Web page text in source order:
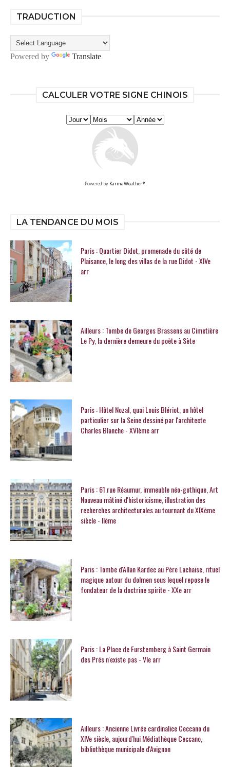
TRADUCTION
Powered by Translate
CALCULER VOTRE SIGNE CHINOIS
Powered by KarmaWeather®
LA TENDANCE DU MOIS
Paris : Quartier Didot, promenade du côté de
Plaisance, le long des villas de la rue Didot - XIVe
arr
Ailleurs : Tombe de Georges Brassens au Cimetière
Le Py, la dernière demeure du poète à Sète
Paris : Hôtel Nozal, quai Louis Blériot, un hôtel
particulier sur la Seine dessiné par l'architecte
Charles Blanche - XVIème arr
Paris : 61 rue Réaumur, immeuble néo-gothique, Art
Nouveau mâtiné d'historicisme, illustration des
recherches architecturales au tournant du XIXème
siècle - IIème
Paris : Tombe d'Allan Kardec au Père Lachaise, rituel
magique autour du dolmen sous lequel repose le
fondateur de la doctrine spirite - XXe arr
Paris : La Place de Furstemberg à Saint Germain
des Prés n'existe pas - VIe arr
Ailleurs : Ancienne Livrée cardinalice Ceccano du
XIVe siècle, aujourd'hui Médiathèque Ceccano,
bibliothèque municipale d'Avignon